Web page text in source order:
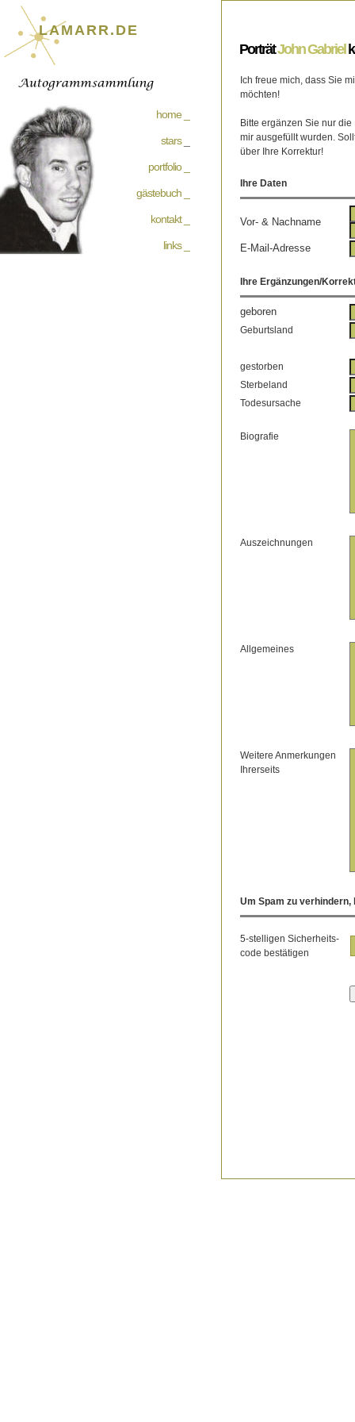
LAMARR.DE
home _
stars_
portfolio _
gästebuch _
kontakt _
links _
PorträtJohn Gabriel
Ich freue mich, dass Sie
möchten!
Bitte ergänzen Sie nur
mir ausgefüllt wurden.
über Ihre Korrektur!
Ihre Daten
Vor- & Nachname
E-Mail-Adresse
Ihre Ergänzungen/
geboren
Geburtsland
gestorben
Sterbeland
Todesursache
Biografie
Auszeichnungen
Allgemeines
Weitere Anmerkungen
Ihrerseits
Um Spam zu
5-stelligen Sicherheits-
code bestätigen